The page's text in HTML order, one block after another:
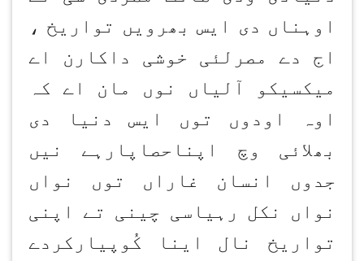
اوہناں دی ایس بھرویں تواریخ ،
اج دے مصرلئی خوشی داکارن اے
میکسیکو آلیاں نوں مان اے کہ
اوہ اودوں توں ایس دنیا دی
بھلائی وچ اپناحصاپارہے نیں
جدوں انسان غاراں توں نواں
نواں نکل رہیاسی چینی تے اپنی
تواریخ نال اینا کُوپیارکردے